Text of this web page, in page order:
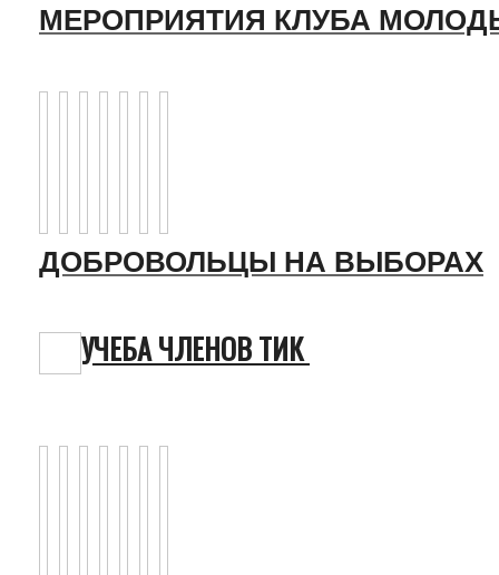
МЕРОПРИЯТИЯ КЛУБА
ДОБРОВОЛЬЦЫ НА ВЫБОРАХ
УЧЕБА ЧЛЕНОВ ТИК